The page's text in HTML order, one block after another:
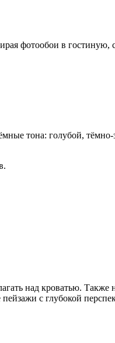
фотообои в гостиную,
тона: голубой,
над кроватью.
с глубокой